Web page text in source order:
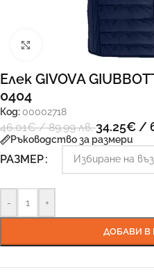
Елек GIVOVA
0404
Код: 00002718
46.01€/ 89.99 лв.34.25€ /
Ръководство за размери
РАЗМЕР
- +
ДОБАВИ В